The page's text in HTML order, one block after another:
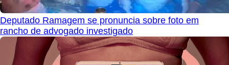
Deputado Ramagem se pronuncia sobre foto em
rancho de advogado investigado